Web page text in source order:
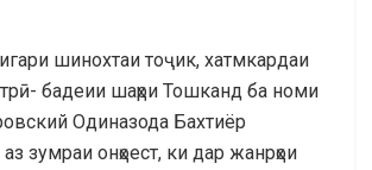
шинохтаи тоҷик, хатмкардаи
бадеии шаҳри Тошканд ба номи
Одиназода Бахтиёр
зумраи онҳоест, ки дар жанрҳои